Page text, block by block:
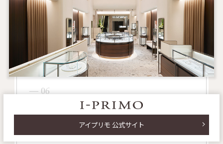
― 06
全国にお店があるから
気軽に行ける安心感
アイプリモ 公式サイト